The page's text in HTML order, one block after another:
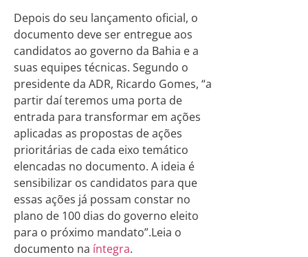
Depois do seu lançamento oficial, o
documento deve ser entregue aos
candidatos ao governo da Bahia e a
suas equipes técnicas. Segundo o
presidente da ADR, Ricardo Gomes, “a
partir daí teremos uma porta de
entrada para transformar em ações
aplicadas as propostas de ações
prioritárias de cada eixo temático
elencadas no documento. A ideia é
sensibilizar os candidatos para que
essas ações já possam constar no
plano de 100 dias do governo eleito
para o próximo mandato”.Leia o
documento na íntegra.